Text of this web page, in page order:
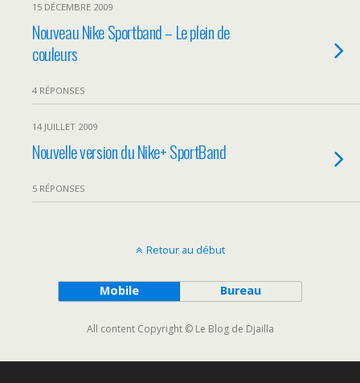
15 DÉCEMBRE 2009
Nouveau Nike Sportband – Le plein de
couleurs
4 RÉPONSES
14 JUILLET 2009
Nouvelle version du Nike+ SportBand
5 RÉPONSES
Retour au début
Mobile Bureau
All content Copyright © Le Blog de Djailla